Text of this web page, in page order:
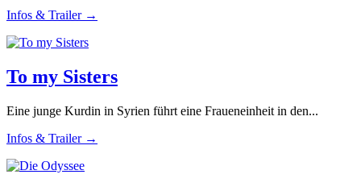
Infos & Trailer →
To my Sisters
Eine junge Kurdin in Syrien führt eine Fraueneinheit in den...
Infos & Trailer →